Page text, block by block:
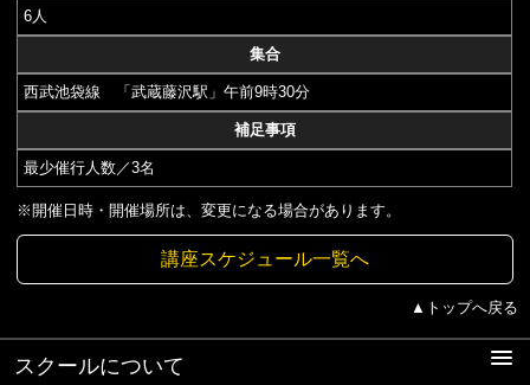
6人
集合
西武池袋線 「武蔵藤沢駅」午前9時30分
補足事項
最少催行人数／3名
※開催日時・開催場所は、変更になる場合があります。
講座スケジュール一覧へ
▲トップへ戻る
スクールについて